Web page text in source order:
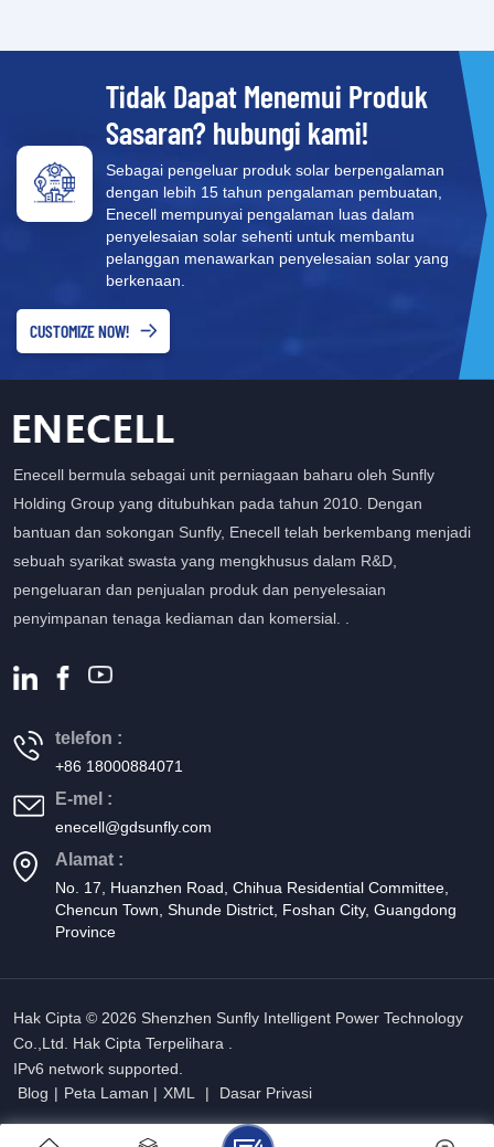
Tidak Dapat Menemui Produk
Sasaran? hubungi kami!
Sebagai pengeluar produk solar berpengalaman
dengan lebih 15 tahun pengalaman pembuatan,
Enecell mempunyai pengalaman luas dalam
penyelesaian solar sehenti untuk membantu
pelanggan menawarkan penyelesaian solar yang
berkenaan.
CUSTOMIZE NOW!
Enecell bermula sebagai unit perniagaan baharu oleh Sunfly
Holding Group yang ditubuhkan pada tahun 2010. Dengan
bantuan dan sokongan Sunfly, Enecell telah berkembang menjadi
sebuah syarikat swasta yang mengkhusus dalam R&D,
pengeluaran dan penjualan produk dan penyelesaian
penyimpanan tenaga kediaman dan komersial. .
telefon :
+86 18000884071
E-mel :
enecell@gdsunfly.com
Alamat :
No. 17, Huanzhen Road, Chihua Residential Committee,
Chencun Town, Shunde District, Foshan City, Guangdong
Province
Hak Cipta © 2026 Shenzhen Sunfly Intelligent Power Technology
Co.,Ltd. Hak Cipta Terpelihara .
IPv6 network supported.
Blog | Peta Laman | XML | Dasar Privasi